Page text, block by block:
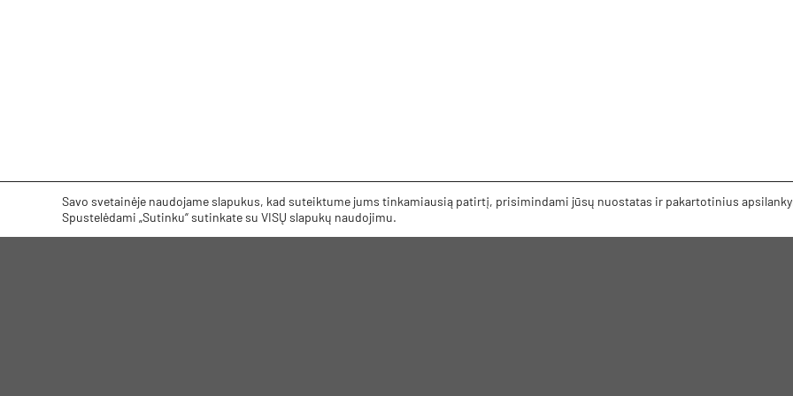
Savo svetainėje naudojame slapukus, kad suteiktume jums tinkamiausią patirtį, prisimindami jūsų nuostatas ir pakartotinius
Spustelėdami „Sutinku“ sutinkate su VISŲ slapukų naudojimu.